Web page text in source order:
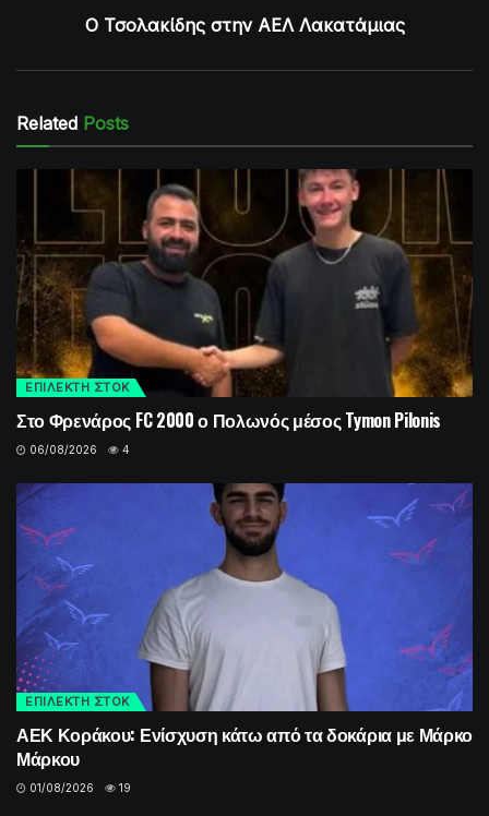
Ο Τσολακίδης στην ΑΕΛ Λακατάμιας
Related Posts
ΕΠΙΛΕΚΤΗ ΣΤΟΚ
Στο Φρενάρος FC 2000 ο Πολωνός μέσος Tymon Pilonis
06/08/2026 4
ΕΠΙΛΕΚΤΗ ΣΤΟΚ
ΑΕΚ Κοράκου: Ενίσχυση κάτω από τα δοκάρια με Μάρκο
Μάρκου
01/08/2026 19